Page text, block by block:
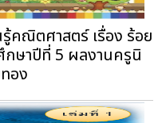
รู้คณิตศาสตร์ เรื่อง ร้อย
กษาปีที่ 5 ผลงานครูนิ
อง